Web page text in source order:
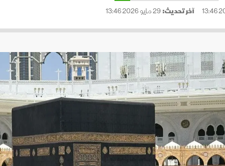
آخر تحديث:29 مايو 2026 13:46